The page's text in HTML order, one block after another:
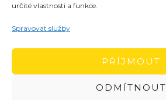
určité vlastnosti a funkce.
Spravovat služby
PŘÍJMOUT
ODMÍTNOUT
Kontakt